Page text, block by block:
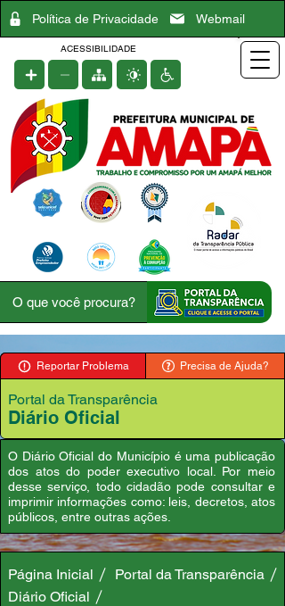
Política de Privacidade Webmail
ACESSIBILIDADE
Reportar Problema Precisa de Ajuda?
Portal da Transparência
Diário Oficial
O Diário Oficial do Município é uma publicação
dos atos do poder executivo local. Por meio
desse serviço, todo cidadão pode consultar e
imprimir informações como: leis, decretos, atos
públicos, entre outras ações.
Página Inicial
Portal da Transparência
Diário Oficial